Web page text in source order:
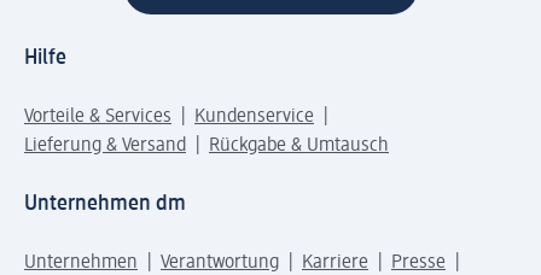
Hilfe
Vorteile & Services
Kundenservice
Lieferung & Versand
Rückgabe & Umtausch
Unternehmen dm
Unternehmen Verantwortung Karriere
Presse